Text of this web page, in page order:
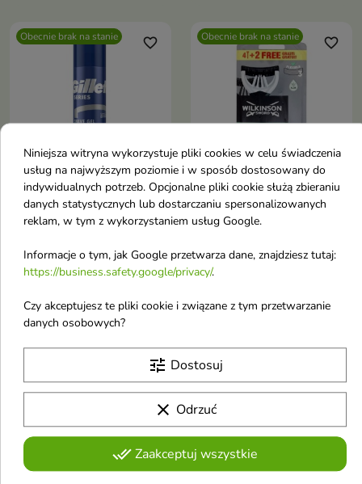
Obecnie brak na stanie favorite_border
Gillette Series Żel do
golenia Sensitive 200 g
4,56 £
Obecnie brak na stanie favorite_border
Wilkinson Xtreme 3
Maszynki do golenia 6
6,84 £
Obecnie brak na stanie
Niniejsza witryna wykorzystuje pliki cookies w celu świadczenia
usług na najwyższym poziomie i w sposób dostosowany do
indywidualnych potrzeb. Opcjonalne pliki cookie służą zbieraniu
danych statystycznych lub dostarczaniu spersonalizowanych
reklam, w tym z wykorzystaniem usług Google.
Informacje o tym, jak Google przetwarza dane, znajdziesz tutaj:
https://business.safety.google/privacy/.
Czy akceptujesz te pliki cookie i związane z tym przetwarzanie
danych osobowych?
tune Dostosuj
clear Odrzuć
done_allZaakceptuj wszystkie